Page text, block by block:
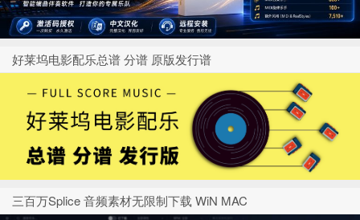
好莱坞电影配乐总谱 分谱 原版发行谱
三百万Splice 音频素材无限制下载 WiN MAC